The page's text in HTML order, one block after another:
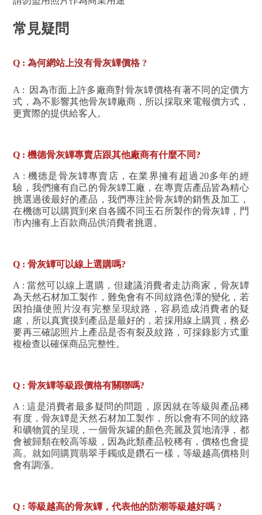
常見疑問
Q : 為何網站上沒有骨灰罈價格 ?
A : 因為市面上許多廠商對骨灰罈價格有著不同的定價方
式，為不影響其他骨灰罈廠商，所以採取來電報價方式，
更實際的提供給客人。
Q : 機德骨灰罈專賣店跟其他廠商有什麼不同?
A : 機德是骨灰罈專賣店，在業界擁有超過20多年的經
驗，我們擁有自己的骨灰罈工廠，在專賣店產品皆為精心
挑選過後最好的產品，我們專注於骨灰罈的銷售及加工 ，
在機德可以購買到來自各國不同玉石所製作的骨灰罈，門
市內擁有上百款商品供消費者挑選。
Q : 骨灰罈可以線上選購嗎?
A : 當然可以線上選購，但建議消費者走訪商家，骨灰罈
為天然石材加工製作，難免會有不同紋路色澤的變化，若
因拍攝使照片沒有完整呈現紋路，容易造成消費者的疑
慮，所以真實摸到產品是最好的，若採用線上購買，務必
要再三確認照片上產品是否有裂及紋路，可採錄影方式重
複檢查以確保商品完整性。
Q : 骨灰罈等級跟價格有關聯嗎?
A : 這是消費者最多疑問的問題，原因就在等級與產品稀
有度，骨灰罈是天然石材加工製作，所以會有不同的紋路
和礦物質的呈現，一個骨灰罐的顏色亮麗及質地清淨，都
會被歸類在較高等級，因為此類產品較稀有，價格也會提
高。就如同購買翡翠手鐲或是鑽石一樣，等級越高價格則
會有調漲。
Q : 等級越高的骨灰罈，代表他的防潮等級越好嗎 ?